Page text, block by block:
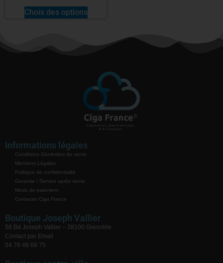
Choix des options
Informations légales
Conditions Générales de vente
Mentions Légales
Politique de confidentialité
Garantie / Service après vente
Mode de paiement
Contacter Ciga France
Boutique Joseph Vallier
58 Bd Joseph Vallier – 38100 Grenoble
Contact par Email
04 76 48 68 75